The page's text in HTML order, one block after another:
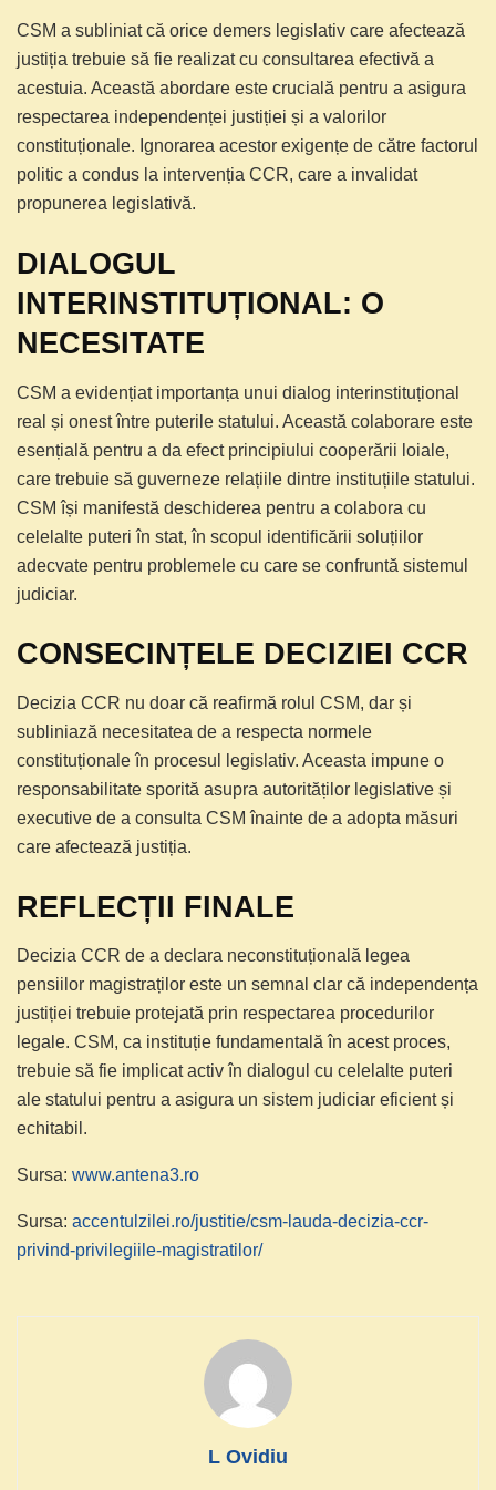
CSM a subliniat că orice demers legislativ care afectează
justiția trebuie să fie realizat cu consultarea efectivă a
acestuia. Această abordare este crucială pentru a asigura
respectarea independenței justiției și a valorilor
constituționale. Ignorarea acestor exigențe de către factorul
politic a condus la intervenția CCR, care a invalidat
propunerea legislativă.
DIALOGUL
INTERINSTITUȚIONAL: O
NECESITATE
CSM a evidențiat importanța unui dialog interinstituțional
real și onest între puterile statului. Această colaborare este
esențială pentru a da efect principiului cooperării loiale,
care trebuie să guverneze relațiile dintre instituțiile statului.
CSM își manifestă deschiderea pentru a colabora cu
celelalte puteri în stat, în scopul identificării soluțiilor
adecvate pentru problemele cu care se confruntă sistemul
judiciar.
CONSECINȚELE DECIZIEI CCR
Decizia CCR nu doar că reafirmă rolul CSM, dar și
subliniază necesitatea de a respecta normele
constituționale în procesul legislativ. Aceasta impune o
responsabilitate sporită asupra autorităților legislative și
executive de a consulta CSM înainte de a adopta măsuri
care afectează justiția.
REFLECȚII FINALE
Decizia CCR de a declara neconstituțională legea
pensiilor magistraților este un semnal clar că independența
justiției trebuie protejată prin respectarea procedurilor
legale. CSM, ca instituție fundamentală în acest proces,
trebuie să fie implicat activ în dialogul cu celelalte puteri
ale statului pentru a asigura un sistem judiciar eficient și
echitabil.
Sursa: www.antena3.ro
Sursa: accentulzilei.ro/justitie/csm-lauda-decizia-ccr-
privind-privilegiile-magistratilor/
L Ovidiu